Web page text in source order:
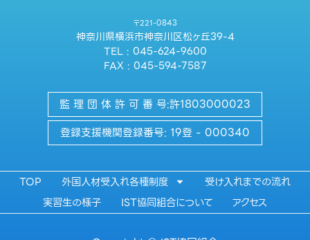
〒221-0843
神奈川県横浜市神奈川区松ヶ丘39-4
TEL : 045-624-9600
FAX : 045-594-7587
監 理 団 体 許 可 番 号:許1803000023
登録支援機関登録番号: 19登 - 000340
TOP 外国人材受入れ各種制度
受け入れまでの流れ
実習生の様子
IST協同組合について アクセス